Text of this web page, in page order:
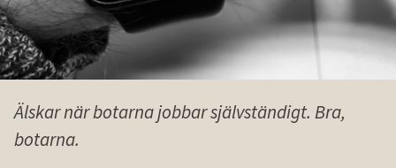
Älskar när botarna jobbar självständigt. Bra,
botarna.